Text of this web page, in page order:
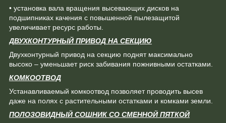
• установка вала вращения высевающих дисков на
подшипниках качения с повышенной пылезащитой
увеличивает ресурс работы.
ДВУХКОНТУРНЫЙ ПРИВОД НА СЕКЦИЮ
Двухконтурный привод на секцию поднят максимально
высоко – уменьшает риск забивания пожнивными остатками.
КОМКООТВОД
Устанавливаемый комкоотвод позволяет проводить высев
даже на полях с растительными остатками и комками земли.
ПОЛОЗОВИДНЫЙ СОШНИК СО СМЕННОЙ ПЯТКОЙ